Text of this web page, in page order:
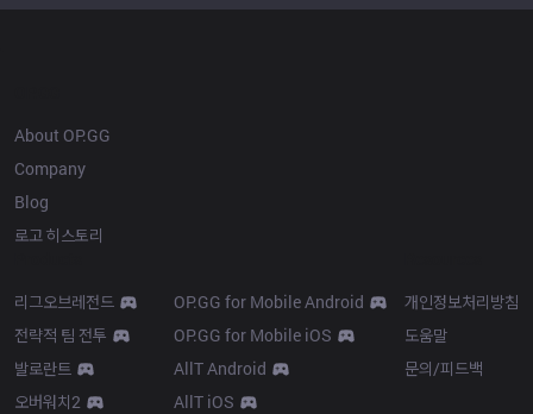
About OP.GG
Company
Blog
로고 히스토리
리그오브레전드
전략적 팀 전투
발로란트
오버워치2
OP.GG for Mobile Android
OP.GG for Mobile iOS
AllT Android
AllT iOS
개인정보처리방침
도움말
문의/피드백